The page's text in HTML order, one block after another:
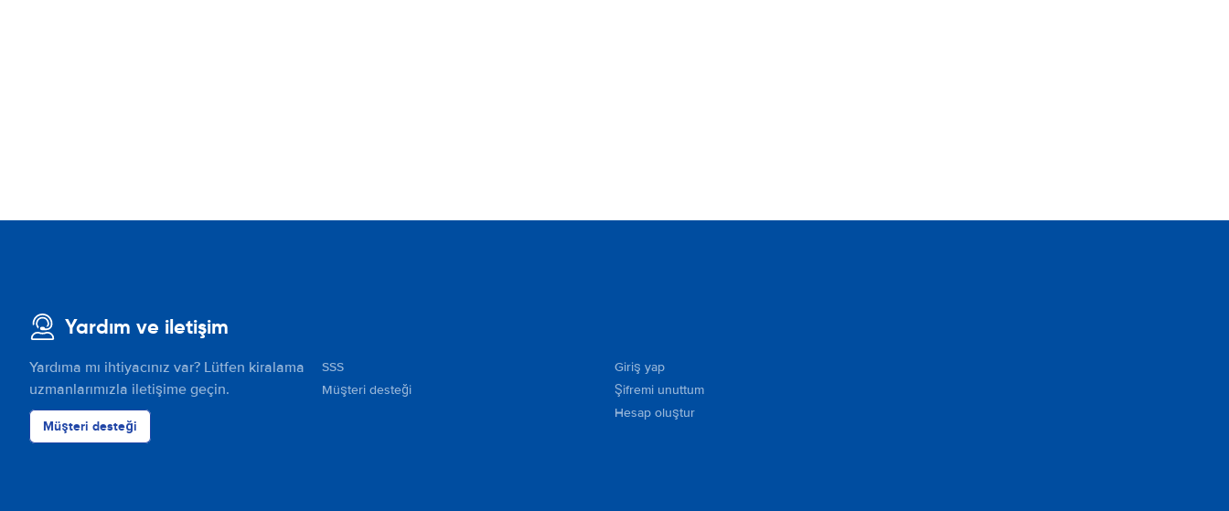
Yardım ve iletişim
Yardıma mı ihtiyacınız var? Lütfen kiralama
uzmanlarımızla iletişime geçin.
Müşteri desteği
SSS
Müşteri desteği
Giriş yap
Şifremi unuttum
Hesap oluştur